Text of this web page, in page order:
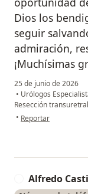
Dios los
seguir
admiración,
¡Muchísimas
25 de junio de 2026
• Urólogos
Resección
• en opinión del
Reportar
Alfredo